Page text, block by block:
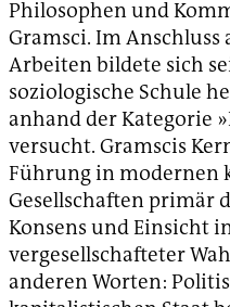
Philosophen und
Gramsci. Im
Arbeiten bildete sich
soziologische Schule
anhand der Kategorie
versucht. Gramscis
Führung in modernen
Gesellschaften primär
Konsens und Einsicht
vergesellschafteter
anderen Worten: